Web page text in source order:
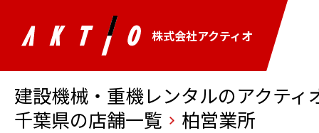
株式会社アクティオ
建設機械・重機レンタルのアクティ
千葉県の店舗一覧
柏営業所